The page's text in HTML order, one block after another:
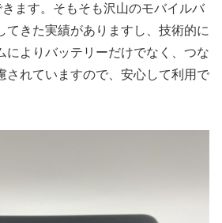
ます。そもそも沢山のモバイルバ
てきた実績がありますし、技術的に
によりバッテリーだけでなく、つな
されていますので、安心して利用で